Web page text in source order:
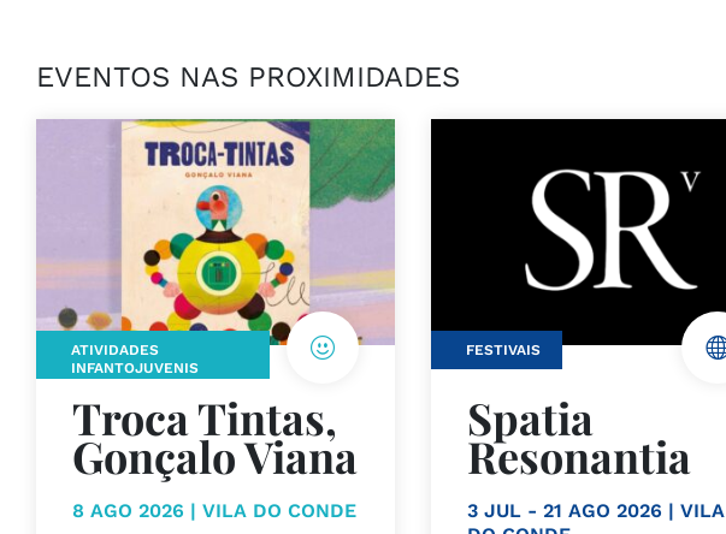
EVENTOS NAS PROXIMIDADES
ATIVIDADES
INFANTOJUVENIS
Troca Tintas,
Gonçalo Viana
8 AGO 2026 | VILA DO CONDE
FESTIVAIS
Spatia
Resonantia
3 JUL - 21 AGO 2026 | VILA